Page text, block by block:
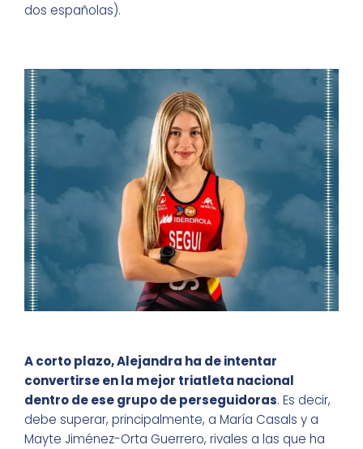
dos españolas).
A corto plazo, Alejandra ha de intentar
convertirse en la mejor triatleta nacional
dentro de ese grupo de perseguidoras. Es decir,
debe superar, principalmente, a María Casals y a
Mayte Jiménez-Orta Guerrero, rivales a las que ha